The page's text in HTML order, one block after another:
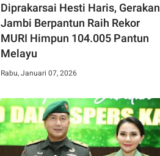
Diprakarsai Hesti Haris, Gerakan
Jambi Berpantun Raih Rekor
MURI Himpun 104.005 Pantun
Melayu
Rabu, Januari 07, 2026